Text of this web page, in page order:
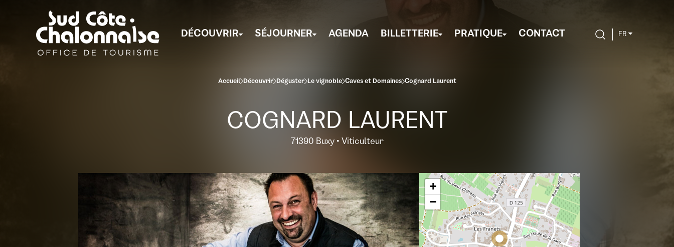
DÉCOUVRIR SÉJOURNER AGENDA BILLETTERIE PRATIQUE CONTACT FR
Accueil Découvrir Déguster Le vignoble Caves et Domaines Cognard Laurent
COGNARD LAURENT
71390 Buxy • Viticulteur
+
−